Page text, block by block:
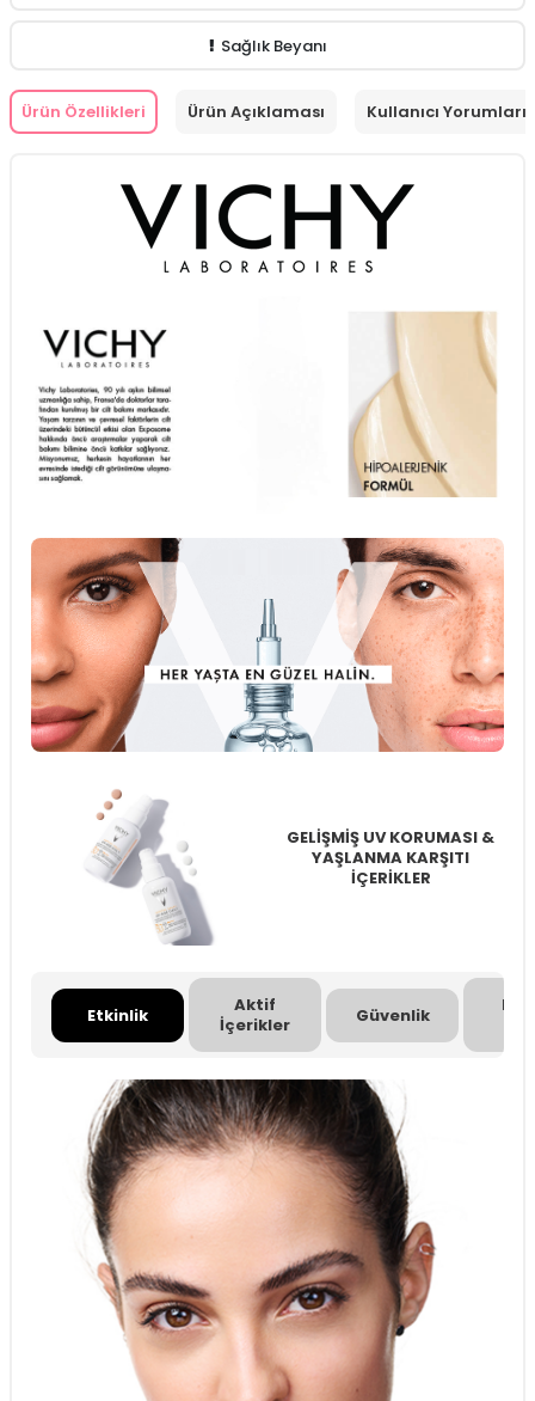
Sağlık Beyanı
Ürün Özellikleri Ürün Açıklaması Kullanıcı Yorumları
GELİŞMİŞ UV KORUMASI &
YAŞLANMA KARŞITI
İÇERİKLER
Etkinlik
Aktif
İçerikler
Güvenlik